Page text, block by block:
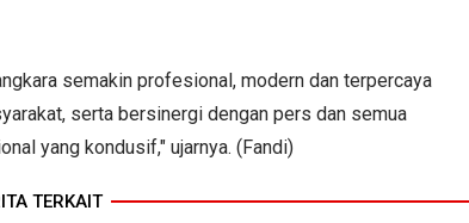
semakin profesional, modern dan terpercaya
serta bersinergi dengan pers dan semua
yang kondusif," ujarnya. (Fandi)
TERKAIT